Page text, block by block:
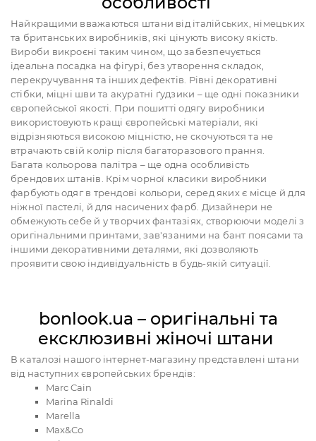
Найкращими вважаються штани від італійських, німецьких
та британських виробників, які цінують високу якість.
Вироби викроєні таким чином, що забезпечується
ідеальна посадка на фігурі, без утворення складок,
перекручування та інших дефектів. Рівні декоративні
стібки, міцні шви та акуратні ґудзики – ще одні показники
європейської якості. При пошитті одягу виробники
використовують кращі європейські матеріали, які
відрізняються високою міцністю, не скочуються та не
втрачають свій колір після багаторазового прання.
Багата кольорова палітра – ще одна особливість
брендових штанів. Крім чорної класики виробники
фарбують одяг в трендові кольори, серед яких є місце й для
ніжної пастелі, й для насичених фарб. Дизайнери не
обмежують себе й у творчих фантазіях, створюючи моделі з
оригінальними принтами, зав'язаними на бант поясами та
іншими декоративними деталями, які дозволяють
проявити свою індивідуальність в будь-якій ситуації.
bonlook.ua – оригінальні та
ексклюзивні жіночі штани
В каталозі нашого інтернет-магазину представлені штани
від наступних європейських брендів:
Marc Cain
Marina Rinaldi
Marella
Max&Co